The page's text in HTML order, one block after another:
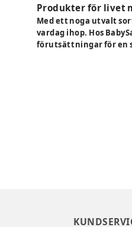
Produkter för livet
Med ett noga utvalt
vardag ihop. Hos
förutsättningar för en